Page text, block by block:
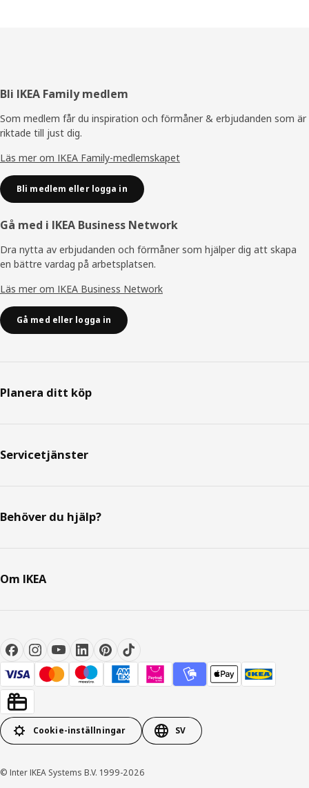
Sidfot
Bli IKEA Family medlem
Som medlem får du inspiration och förmåner & erbjudanden som är
riktade till just dig.
Läs mer om IKEA Family-medlemskapet
Bli medlem eller logga in
Gå med i IKEA Business Network
Dra nytta av erbjudanden och förmåner som hjälper dig att skapa
en bättre vardag på arbetsplatsen.
Läs mer om IKEA Business Network
Gå med eller logga in
Planera ditt köp
Servicetjänster
Behöver du hjälp?
Om IKEA
Cookie-inställningar SV
© Inter IKEA Systems B.V. 1999-2026